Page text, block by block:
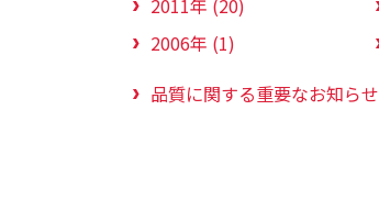
2006年 (1)
品質に関する重要なお知らせ